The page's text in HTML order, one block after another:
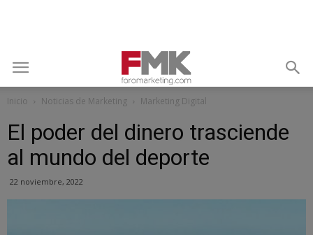
Inicio Noticias de Marketing Marketing Digital
El poder del dinero trasciende
al mundo del deporte
22 noviembre, 2022